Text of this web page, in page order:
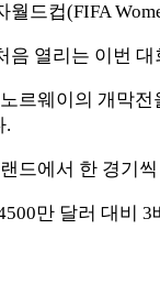
드컵(FIFA
열리는 이번
르웨이의 개막
.
드에서 한 경기
만 달러 대비